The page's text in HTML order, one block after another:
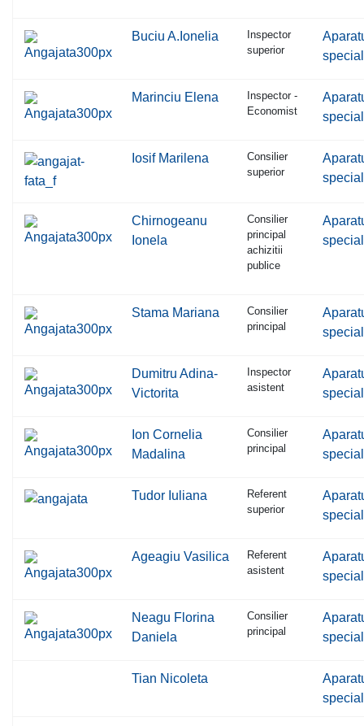
Buciu A.Ionelia
Inspector
superior
Marinciu Elena
Inspector -
Economist
Iosif Marilena
Consilier
superior
Chirnogeanu
Ionela
Consilier
principal
achizitii
publice
Stama Mariana
Consilier
principal
Dumitru Adina-
Victorita
Inspector
asistent
Ion Cornelia
Madalina
Consilier
principal
Tudor Iuliana
Referent
superior
Ageagiu Vasilica
Referent
asistent
Neagu Florina
Daniela
Consilier
principal
Tian Nicoleta